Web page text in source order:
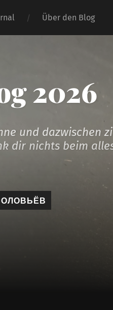
Über den Blog
2026
und dazwischen
dir nichts beim